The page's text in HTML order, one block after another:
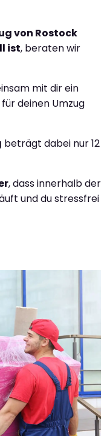
von Rostock
ist, beraten wir
mit dir ein
für deinen Umzug
beträgt dabei nur 12
, dass innerhalb der
und du stressfrei